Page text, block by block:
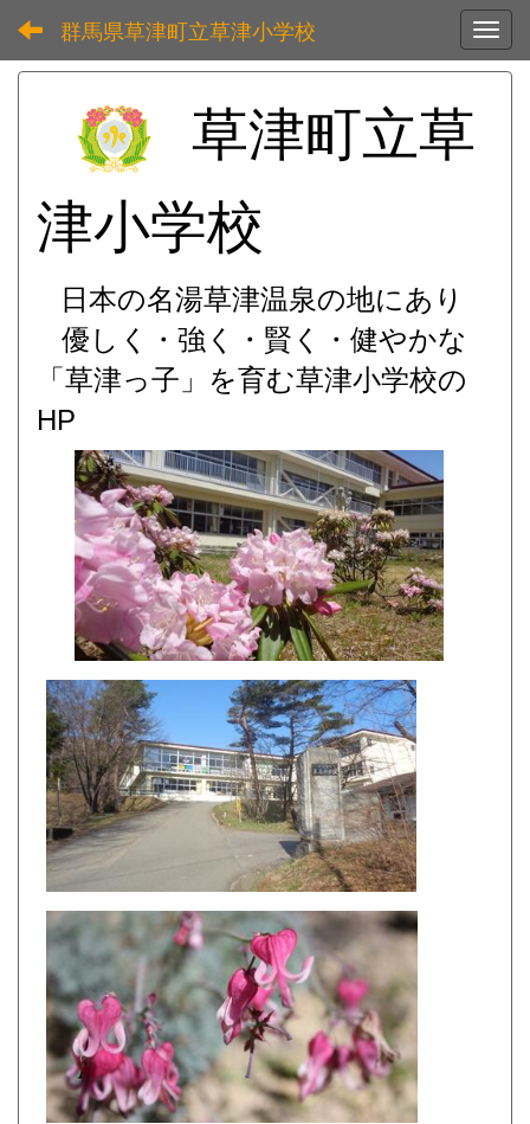
群馬県草津町立草津小学校
草津町立草
津小学校
日本の名湯草津温泉の地にあり
優しく・強く・賢く・健やかな
「草津っ子」を育む草津小学校の
HP